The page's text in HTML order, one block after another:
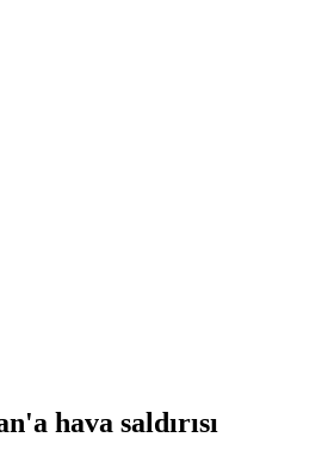
hava saldırısı